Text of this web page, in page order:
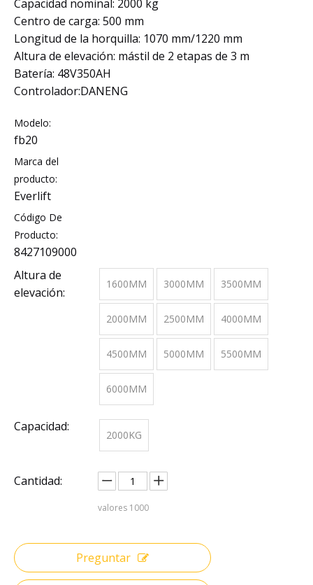
Capacidad nominal: 2000 kg
Centro de carga: 500 mm
Longitud de la horquilla: 1070 mm/1220 mm
Altura de elevación: mástil de 2 etapas de 3 m
Batería: 48V350AH
Controlador:DANENG
Modelo:
fb20
Marca del
producto:
Everlift
Código De
Producto:
8427109000
Altura de
elevación:
1600MM 3000MM 3500MM
2000MM 2500MM 4000MM
4500MM 5000MM 5500MM
6000MM
Capacidad:
2000KG
Cantidad:
valores 1000
Preguntar